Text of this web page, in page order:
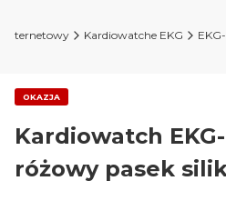
internetowy Kardiowatche EKG
OKAZJA
Kardiowatch
różowy pasek